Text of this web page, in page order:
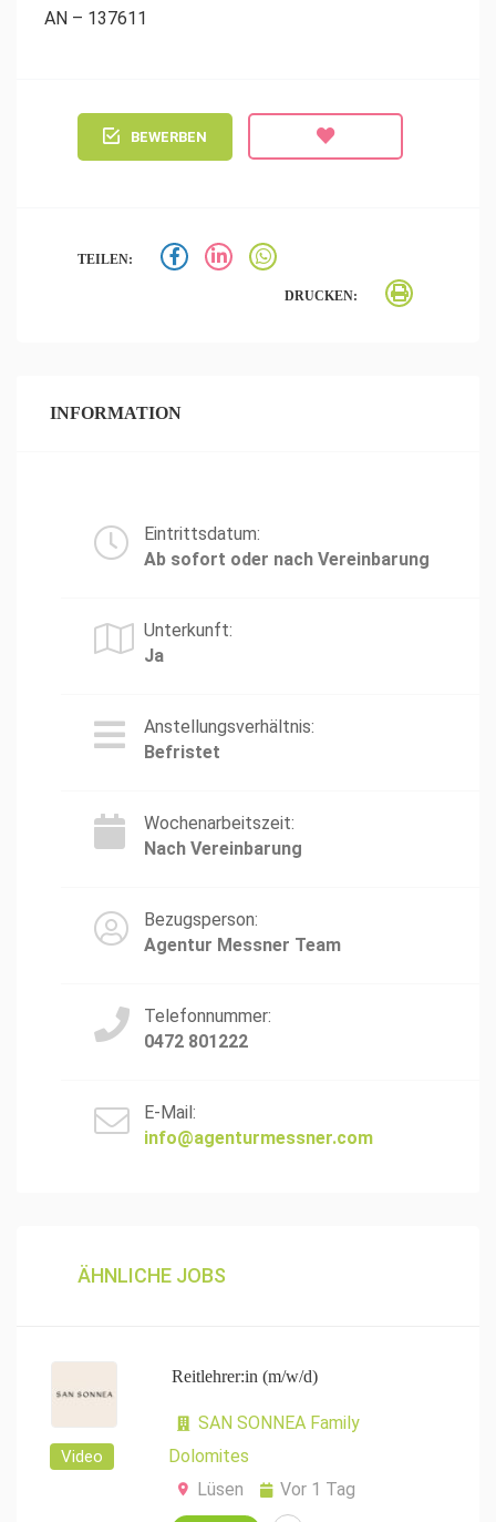
AN – 137611
BEWERBEN
TEILEN:
DRUCKEN:
INFORMATION
Eintrittsdatum:
Ab sofort oder nach Vereinbarung
Unterkunft:
Ja
Anstellungsverhältnis:
Befristet
Wochenarbeitszeit:
Nach Vereinbarung
Bezugsperson:
Agentur Messner Team
Telefonnummer:
0472 801222
E-Mail:
info@agenturmessner.com
ÄHNLICHE JOBS
Video
Reitlehrer:in (m/w/d)
SAN SONNEA Family
Dolomites
Lüsen
Vor 1 Tag